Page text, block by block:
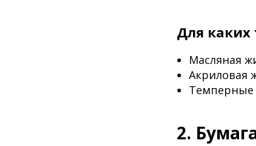
Для каких
Масляная
Акриловая
Темперные
2.